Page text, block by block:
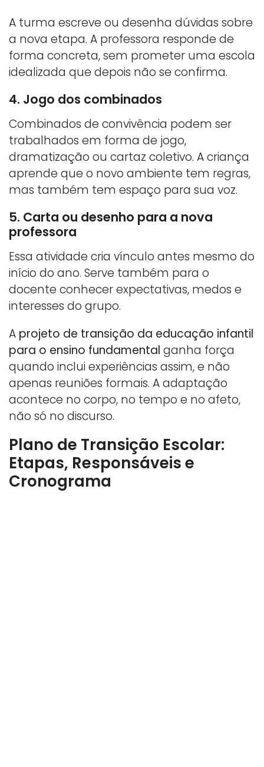
A turma escreve ou desenha dúvidas sobre
a nova etapa. A professora responde de
forma concreta, sem prometer uma escola
idealizada que depois não se confirma.
4. Jogo dos combinados
Combinados de convivência podem ser
trabalhados em forma de jogo,
dramatização ou cartaz coletivo. A criança
aprende que o novo ambiente tem regras,
mas também tem espaço para sua voz.
5. Carta ou desenho para a nova
professora
Essa atividade cria vínculo antes mesmo do
início do ano. Serve também para o
docente conhecer expectativas, medos e
interesses do grupo.
A projeto de transição da educação infantil
para o ensino fundamental ganha força
quando inclui experiências assim, e não
apenas reuniões formais. A adaptação
acontece no corpo, no tempo e no afeto,
não só no discurso.
Plano de Transição Escolar:
Etapas, Responsáveis e
Cronograma